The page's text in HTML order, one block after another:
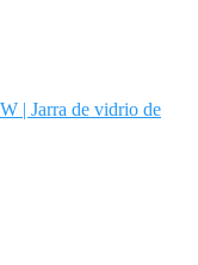
| Jarra de vidrio de